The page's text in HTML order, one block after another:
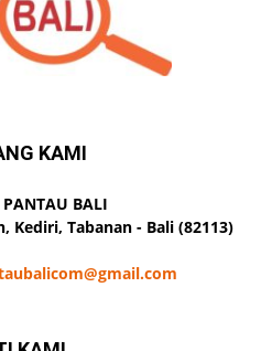
KAMI
BALI
Kediri, Tabanan - Bali (82113)